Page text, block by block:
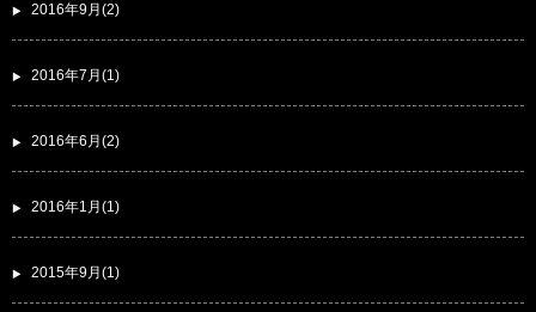
2016年9月(2)
2016年7月(1)
2016年6月(2)
2016年1月(1)
2015年9月(1)